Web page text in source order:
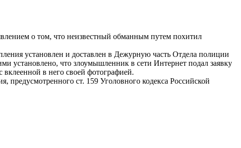
о том, что неизвестный обманным путем похитил
установлен и доставлен в Дежурную часть Отдела полиции
установлено, что злоумышленник в сети Интернет подал заявку
в него своей фотографией.
ст. 159 Уголовного кодекса Российской